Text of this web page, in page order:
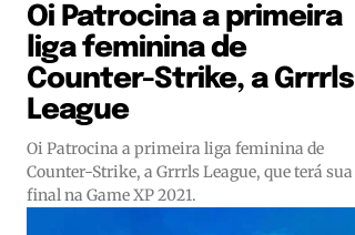
Oi Patrocina a primeira
liga feminina de
Counter-Strike, a Grrrls
League
Oi Patrocina a primeira liga feminina de
Counter-Strike, a Grrrls League, que terá sua
final na Game XP 2021.